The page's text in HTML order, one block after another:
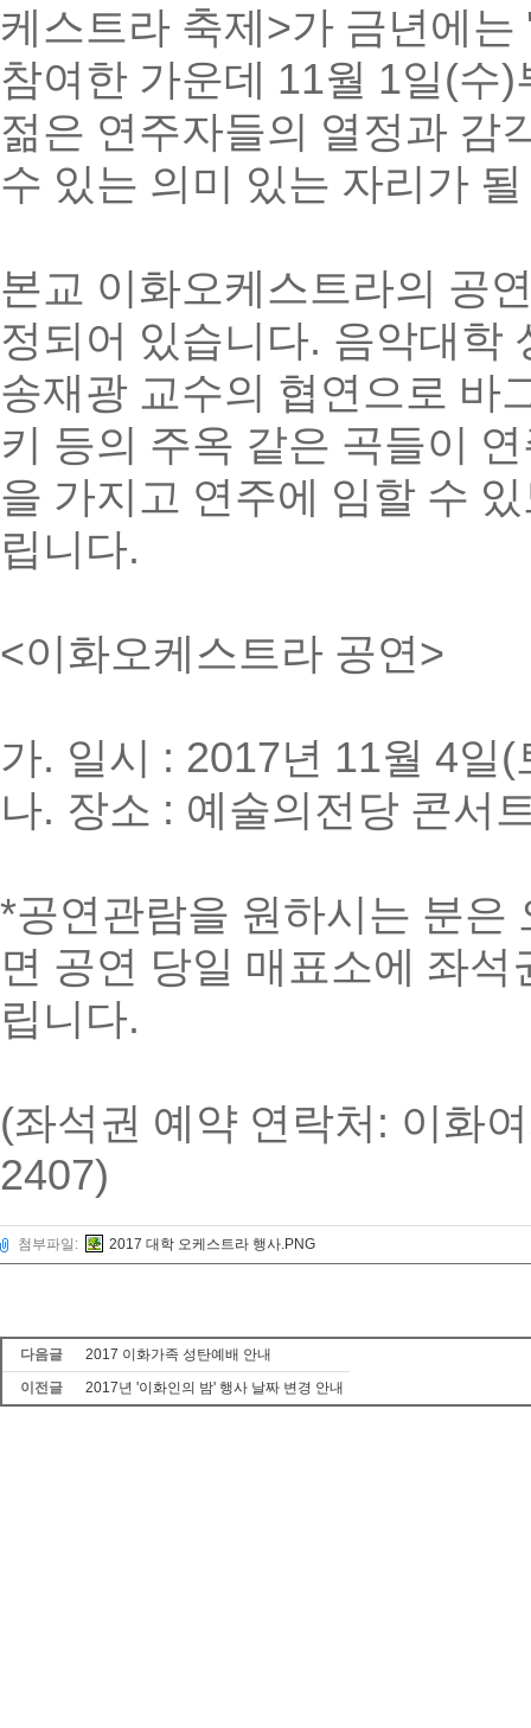
케스트라 축제 >가 금년에는
참여한 가운데 11월 1일(수)
젊은 연주자들의 열정과 감
수 있는 의미 있는 자리가
본교 이화오케스트라의 공
정되어 있습니다. 음악대학
송재광 교수의 협연으로 바
키 등의 주옥 같은 곡들이
을 가지고 연주에 임할 수
립니다.
<이화오케스트라 공연>
가. 일시 : 2017년 11월 4일(
나. 장소 : 예술의전당 콘서
*공연관람을 원하시는 분은
면 공연 당일 매표소에 좌
립니다.
(좌석권 예약 연락처 : 이화
2407)
첨부파일: 2017 대학 오케스트라 행사.PNG
다음글
2017 이화가족 성탄예배 안내
이전글
2017년 '이화인의 밤' 행사 날짜 변경 안내